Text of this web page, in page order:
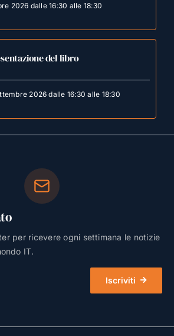
2026 dalle 16:30 alle 18:30
del libro
2026 dalle 16:30 alle 18:30
per ricevere ogni settimana le notizie
IT.
Iscriviti